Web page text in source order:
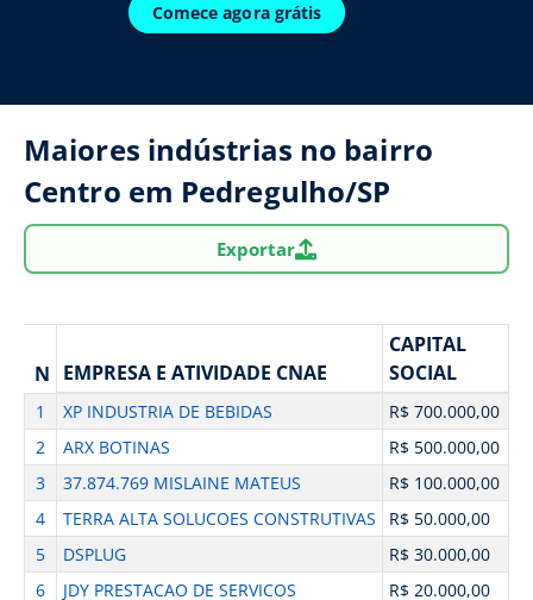
Comece agora grátis
Maiores indústrias no bairro
Centro em Pedregulho/SP
Exportar
N EMPRESA E ATIVIDADE CNAE
CAPITAL
SOCIAL
1 XP INDUSTRIA DE BEBIDAS
R$ 700.000,00
2
ARX BOTINAS
R$ 500.000,00
3
37.874.769 MISLAINE MATEUS
R$ 100.000,00
4
TERRA ALTA SOLUCOES CONSTRUTIVAS
R$ 50.000,00
5
DSPLUG
R$ 30.000,00
6
JDY PRESTACAO DE SERVICOS R$ 20.000,00